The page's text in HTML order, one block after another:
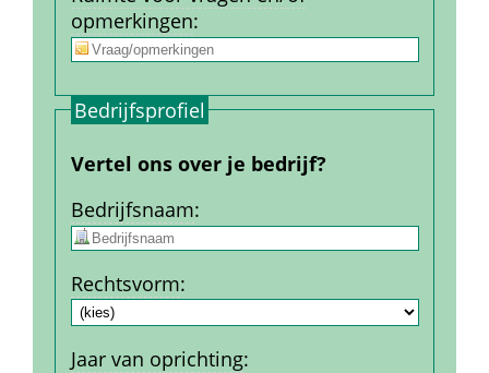
opmerkingen:
Bedrijfs­profiel
Vertel ons over je bedrijf?
Bedrijfs­naam:
Rechtsvorm:
Jaar van oprichting: